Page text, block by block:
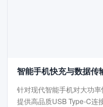
智能手机快充与数据传
针对现代智能手机对大功
提供高品质USB Type-C连